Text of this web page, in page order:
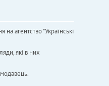
на агентство "Українськi
які в них